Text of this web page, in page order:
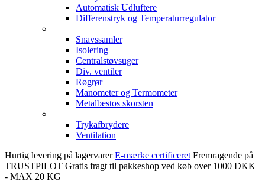
Automatisk Udluftere
Differenstryk og Temperaturregulator
–
Snavssamler
Isolering
Centralstøvsuger
Div. ventiler
Røgrør
Manometer og Termometer
Metalbestos skorsten
–
Trykafbrydere
Ventilation
Hurtig levering på lagervarer E-mærke certificeret Fremragende på
TRUSTPILOT Gratis fragt til pakkeshop ved køb over 1000 DKK
- MAX 20 KG